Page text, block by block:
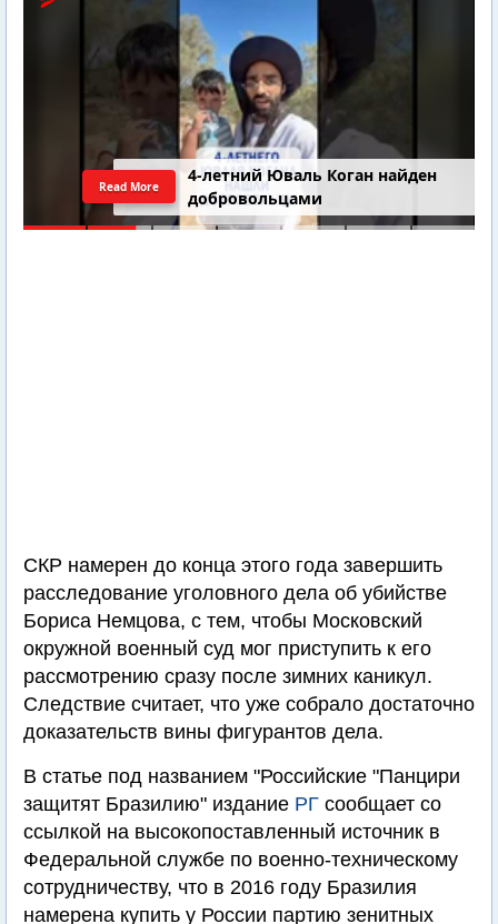
4-летний Юваль Коган найден
добровольцами
Read More
СКР намерен до конца этого года завершить
расследование уголовного дела об убийстве
Бориса Немцова, с тем, чтобы Московский
окружной военный суд мог приступить к его
рассмотрению сразу после зимних каникул.
Следствие считает, что уже собрало достаточно
доказательств вины фигурантов дела.
В статье под названием "Российские "Панцири
защитят Бразилию" издание РГ сообщает со
ссылкой на высокопоставленный источник в
Федеральной службе по военно-техническому
сотрудничеству, что в 2016 году Бразилия
намерена купить у России партию зенитных